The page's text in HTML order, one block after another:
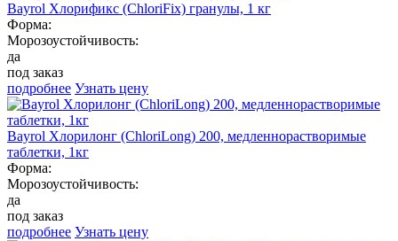
Bayrol Хлорификс (ChloriFix) гранулы, 1 кг
Форма:
Морозоустойчивость:
да
под заказ
подробнее Узнать цену
Bayrol Хлорилонг (ChloriLong) 200, медленнорастворимые
таблетки, 1кг
Форма:
Морозоустойчивость:
да
под заказ
подробнее Узнать цену